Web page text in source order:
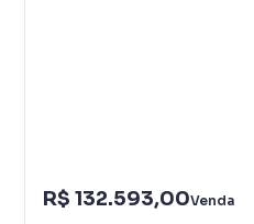
R$ 132.593,00Venda